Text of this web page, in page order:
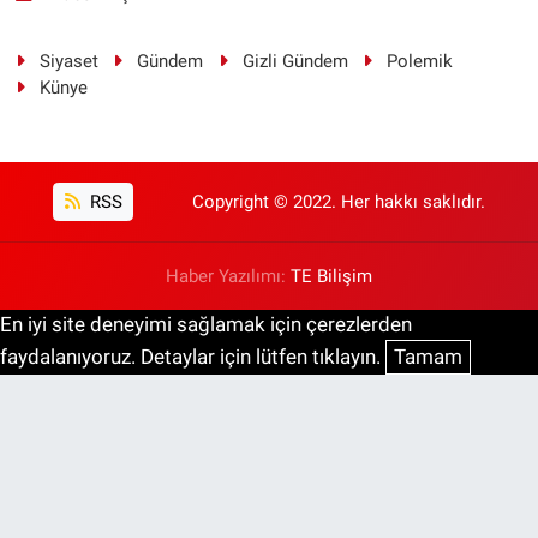
Siyaset Gündem Gizli Gündem
Polemik
Künye
RSS Copyright © 2022. Her hakkı saklıdır.
Haber Yazılımı: TE Bilişim
En iyi site deneyimi sağlamak için çerezlerden
faydalanıyoruz. Detaylar için lütfen tıklayın. Tamam